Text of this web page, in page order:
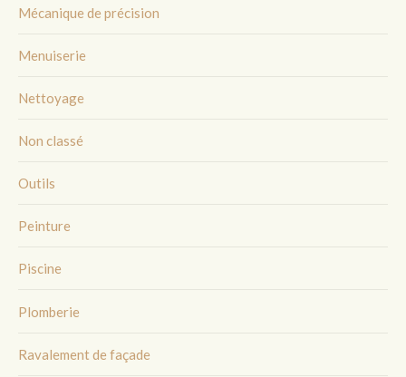
Mécanique de précision
Menuiserie
Nettoyage
Non classé
Outils
Peinture
Piscine
Plomberie
Ravalement de façade